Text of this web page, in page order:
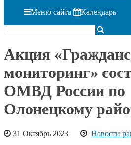
Меню сайта Календарь
Акция
мониторинг»
ОМВД России по
Олонецкому
31 Октябрь 2023
Новости